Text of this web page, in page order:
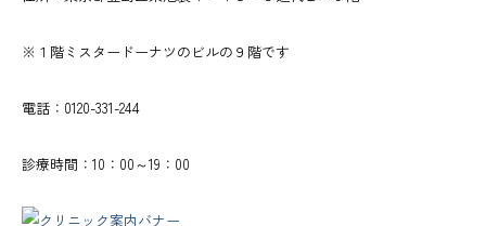
※１階ミスタードーナツのビルの９階です
電話：0120-331-244
診療時間：10：00～19：00